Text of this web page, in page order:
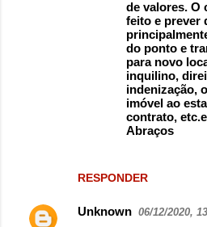
RESPONDER
de valores. O
feito e prever
do ponto e
para novo
inquilino,
indenização,
imóvel ao
contrato,
Abraços
Unknown 06/12/2020,